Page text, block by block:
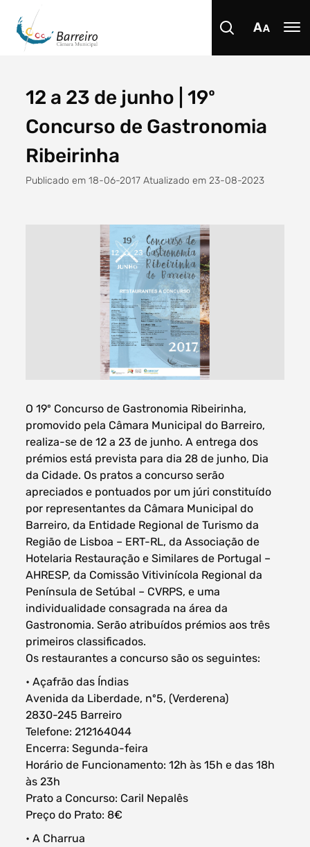
Procurar
Filtro dos anos
Filtros dos meses
data
procurar
12 a 23 de junho | 19º
Concurso de Gastronomia
Ribeirinha
Publicado em 18-06-2017 Atualizado em 23-08-2023
O 19º Concurso de Gastronomia Ribeirinha,
promovido pela Câmara Municipal do Barreiro,
realiza-se de 12 a 23 de junho. A entrega dos
prémios está prevista para dia 28 de junho, Dia
da Cidade. Os pratos a concurso serão
apreciados e pontuados por um júri constituído
por representantes da Câmara Municipal do
Barreiro, da Entidade Regional de Turismo da
Região de Lisboa – ERT-RL, da Associação de
Hotelaria Restauração e Similares de Portugal –
AHRESP, da Comissão Vitivinícola Regional da
Península de Setúbal – CVRPS, e uma
individualidade consagrada na área da
Gastronomia. Serão atribuídos prémios aos três
primeiros classificados.
Os restaurantes a concurso são os seguintes:
• Açafrão das Índias
Avenida da Liberdade, nº5, (Verderena)
2830-245 Barreiro
Telefone: 212164044
Encerra: Segunda-feira
Horário de Funcionamento: 12h às 15h e das 18h
às 23h
Prato a Concurso: Caril Nepalês
Preço do Prato: 8€
• A Charrua